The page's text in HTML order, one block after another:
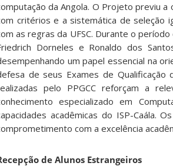
da Angola. O Projeto previu
critérios e a sistemática de seleção
as regras da UFSC. Durante o
Dorneles e Ronaldo dos
um papel essencial na
de seus Exames de
pelo PPGCC reforçam a
especializado em
acadêmicas do ISP-Caála.
com a excelência
de Alunos Estrangeiros